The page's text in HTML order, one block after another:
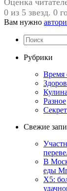
0 из 5 звезд. 0
Вам нужно
Рубрики
Время
Разное
Свежие
В
еды
X5: